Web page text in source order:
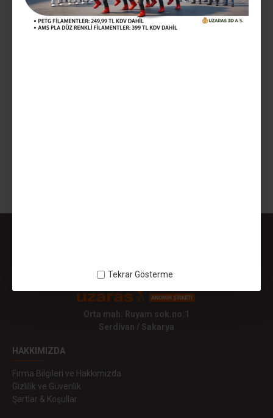
Tekrar Gösterme
Orta mah. Ruyam sok.no:1
Serdivan / Sakarya
HAKKIMIZDA
Firma Bilgileri ve Hakkımızda
Gizlilik ve Güvenlik
Şartlar & Koşullar